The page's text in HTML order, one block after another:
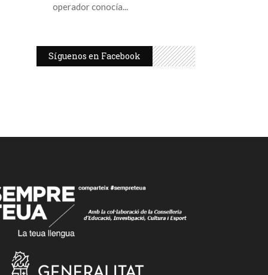
operador conocía
Síguenos en Facebook